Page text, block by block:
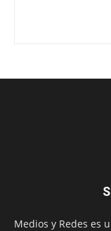
Medios y Redes es